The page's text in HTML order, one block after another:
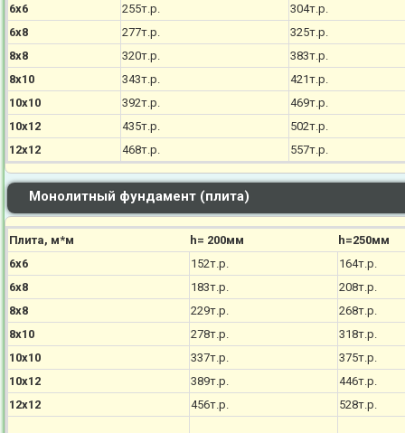
6х6 255т.р.
304т.р.
6х8
277т.р.
325т.р.
8х8
320т.р.
383т.р.
8х10
343т.р.
421т.р.
10х10
392т.р.
469т.р.
10х12
435т.р.
502т.р.
12х12
468т.р. 557т.р.
Монолитный фундамент (плита)
Плита, м*м h= 200мм
h=250мм
6х6
152т.р.
164т.р.
6х8
183т.р.
208т.р.
8х8
229т.р.
268т.р.
8х10
278т.р.
318т.р.
10х10
337т.р.
375т.р.
10х12
389т.р.
446т.р.
12х12
456т.р. 528т.р.